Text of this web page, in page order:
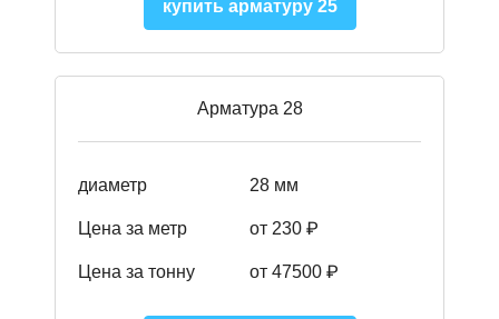
купить арматуру 25
Арматура 28
диаметр 28 мм
Цена за метр от 230 ₽
Цена за тонну от 47500 ₽